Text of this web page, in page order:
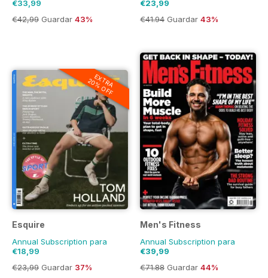
€33,99
€42,99 Guardar 43%
€23,99
€41.94 Guardar 43%
EXTRA
20% OFF
Esquire
Annual Subscription para
€18,99
€23,99 Guardar 37%
Men's Fitness
Annual Subscription para
€39,99
€71.88 Guardar 44%